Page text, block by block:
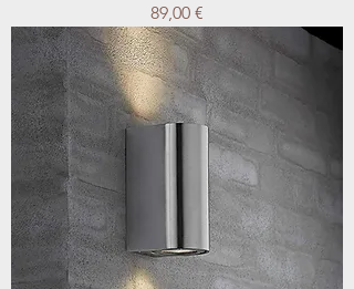
Preis
89,00 €